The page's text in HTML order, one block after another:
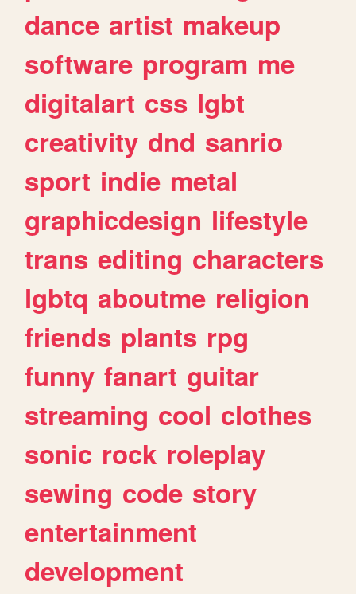
dance artist makeup
software program me
digitalart css lgbt
creativity dnd sanrio
sport indie metal
graphicdesign lifestyle
trans editing characters
lgbtq aboutme religion
friends plants rpg
funny fanart guitar
streaming cool clothes
sonic rock roleplay
sewing code story
entertainment
development